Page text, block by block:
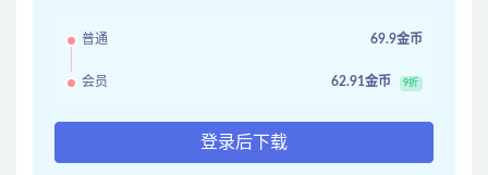
普通 69.9金币
会员 62.91金币 9折
登录后下载